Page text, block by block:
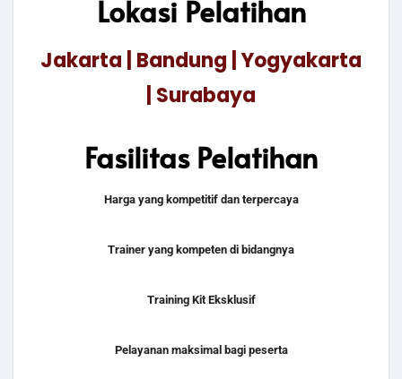
Lokasi Pelatihan
Jakarta | Bandung | Yogyakarta
| Surabaya
Fasilitas Pelatihan
Harga yang kompetitif dan terpercaya
Trainer yang kompeten di bidangnya
Training Kit Eksklusif
Pelayanan maksimal bagi peserta